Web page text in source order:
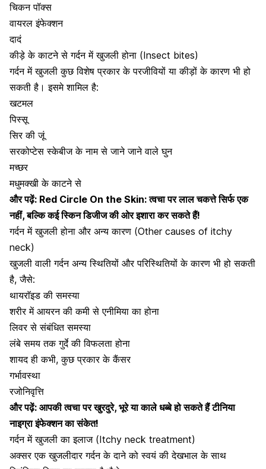
चिकन पॉक्स
वायरल इंफेक्शन
दादं
कीड़े के काटने से गर्दन में खुजली होना (Insect bites)
गर्दन में खुजली कुछ विशेष प्रकार के परजीवियों या कीड़ों के कारण भी हो
सकती है। इसमे शामिल है:
खटमल
पिस्सू
सिर की जूं
सरकोप्टेस स्केबीजके नाम से जाने जाने वाले घुन
मच्छर
मधुमक्खी के काटने से
और पढ़ें: Red Circle On the Skin: त्वचा पर लाल चकत्ते सिर्फ एक
नहीं, बल्कि कई स्किन डिजीज की ओर इशारा कर सकते हैं!
गर्दन में खुजली होना और अन्य कारण (Other causes of itchy
neck)
खुजली वाली गर्दन अन्य स्थितियों और परिस्थितियों के कारण भी हो सकती
है, जैसे:
थायराॅइड की समस्या
शरीर में आयरन की कमी से एनीमिया का होना
लिवर से संबंधित समस्या
लंबे समय तक गुर्दे की विफलता होना
शायद ही कभी, कुछ प्रकार के कैंसर
गर्भावस्था
रजोनिवृत्ति
और पढ़ें: आपकी त्वचा पर खुरदुरे, भूरे या काले धब्बे हो सकते हैं टीनिया
नाइग्रा इंफेक्शन का संकेत!
गर्दन में खुजली का इलाज (Itchy neck treatment)
अक्सर एक खुजलीदार गर्दन के दाने को स्वयं की देखभाल के साथ